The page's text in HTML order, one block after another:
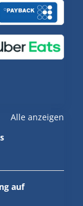
Alle anzeigen
auf